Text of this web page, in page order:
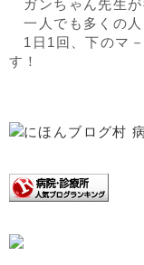
ガンちゃん先生が
一人でも多くの人
1日1回、下のマ－
す！